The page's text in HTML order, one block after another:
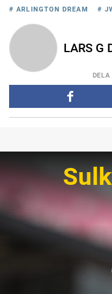
# ARLINGTON DREAM #
LARS G
DELA